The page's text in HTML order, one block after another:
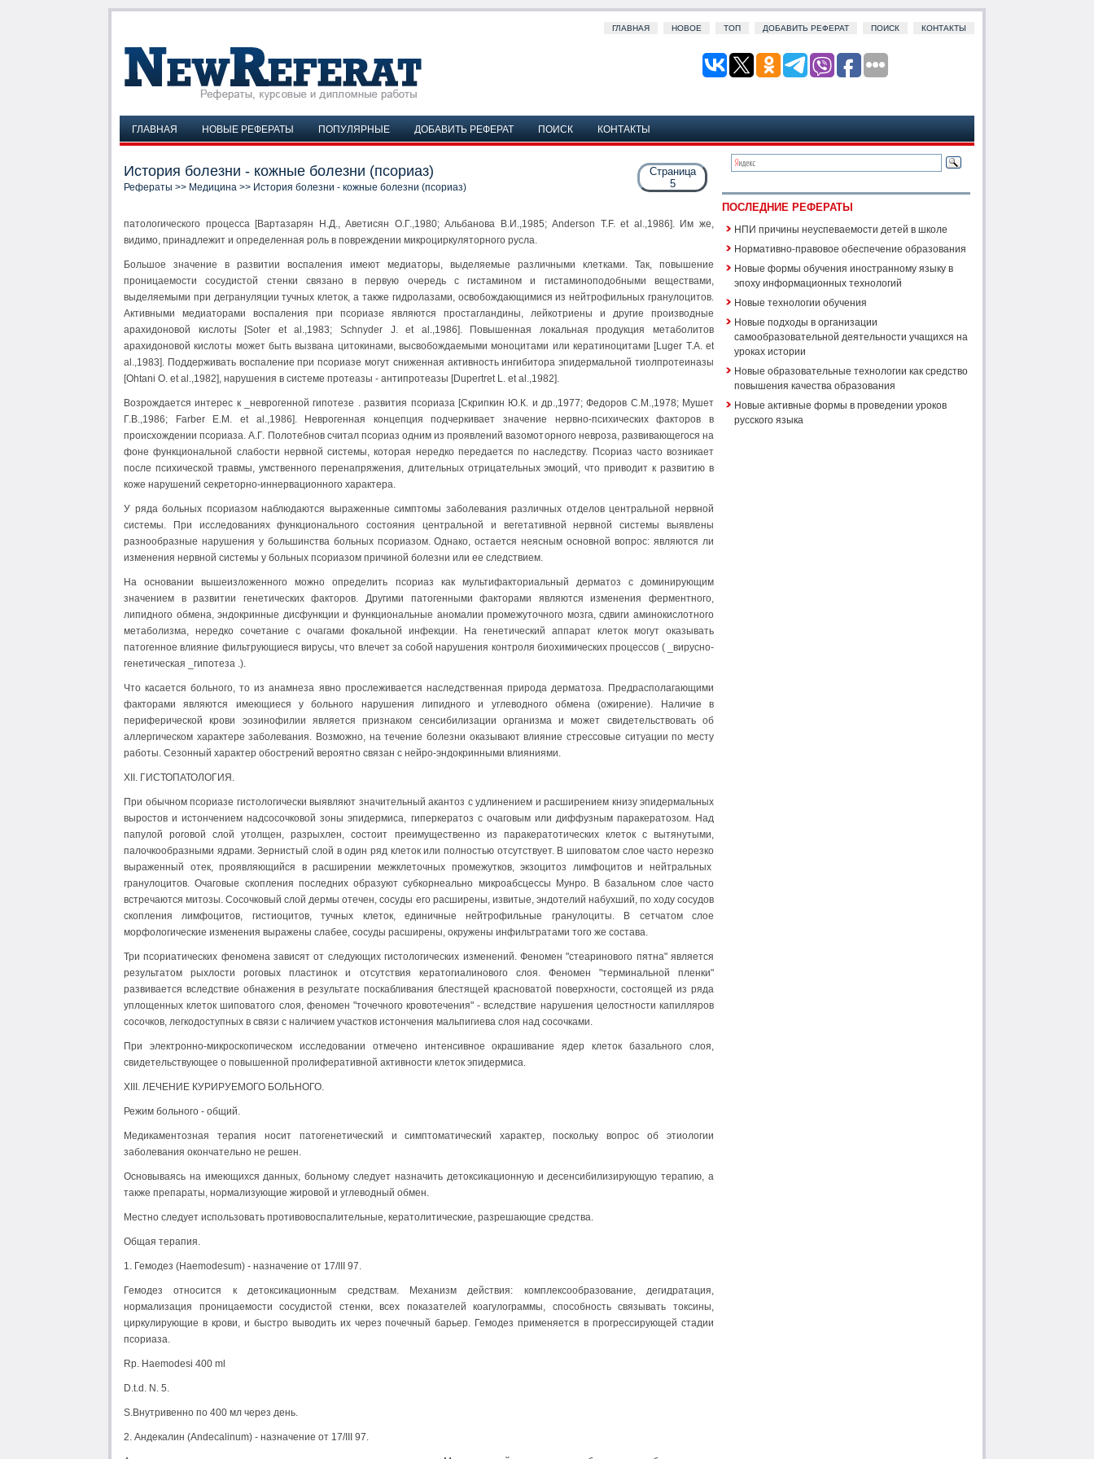
ГЛАВНАЯ НОВОЕ ТОП ДОБАВИТЬ РЕФЕРАТ ПОИСК КОНТАКТЫ
ГЛАВНАЯ НОВЫЕ РЕФЕРАТЫ ПОПУЛЯРНЫЕ ДОБАВИТЬ РЕФЕРАТ ПОИСК КОНТАКТЫ
Страница
5
История болезни - кожные болезни (псориаз)
Рефераты >> Медицина >> История болезни - кожные болезни (псориаз)
патологического процесса [Вартазарян Н.Д., Аветисян О.Г.,1980; Альбанова В.И.,1985; Anderson T.F. et al.,1986]. Им же,
видимо, принадлежит и определенная роль в повреждении микроциркуляторного русла.
Большое значение в развитии воспаления имеют медиаторы, выделяемые различными клетками. Так, повышение
проницаемости сосудистой стенки связано в первую очередь с гистамином и гистаминоподобными веществами,
выделяемыми при дегрануляции тучных клеток, а также гидролазами, освобождающимися из нейтрофильных гранулоцитов.
Активными медиаторами воспаления при псориазе являются простагландины, лейкотриены и другие производные
арахидоновой кислоты [Soter et al.,1983; Schnyder J. et al.,1986]. Повышенная локальная продукция метаболитов
арахидоновой кислоты может быть вызвана цитокинами, высвобождаемыми моноцитами или кератиноцитами [Luger T.A. et
al.,1983]. Поддерживать воспаление при псориазе могут сниженная активность ингибитора эпидермальной тиолпротеиназы
[Ohtani O. et al.,1982], нарушения в системе протеазы - антипротеазы [Dupertret L. et al.,1982].
Возрождается интерес к _неврогенной гипотезе . развития псориаза [Скрипкин Ю.К. и др.,1977; Федоров С.М.,1978; Мушет
Г.В.,1986; Farber E.M. et al.,1986]. Неврогенная концепция подчеркивает значение нервно-психических факторов в
происхождении псориаза. А.Г. Полотебнов считал псориаз одним из проявлений вазомоторного невроза, развивающегося на
фоне функциональной слабости нервной системы, которая нередко передается по наследству. Псориаз часто возникает
после психической травмы, умственного перенапряжения, длительных отрицательных эмоций, что приводит к развитию в
коже нарушений секреторно-иннервационного характера.
У ряда больных псориазом наблюдаются выраженные симптомы заболевания различных отделов центральной нервной
системы. При исследованиях функционального состояния центральной и вегетативной нервной системы выявлены
разнообразные нарушения у большинства больных псориазом. Однако, остается неясным основной вопрос: являются ли
изменения нервной системы у больных псориазом причиной болезни или ее следствием.
На основании вышеизложенного можно определить псориаз как мультифакториальный дерматоз с доминирующим
значением в развитии генетических факторов. Другими патогенными факторами являются изменения ферментного,
липидного обмена, эндокринные дисфункции и функциональные аномалии промежуточного мозга, сдвиги аминокислотного
метаболизма, нередко сочетание с очагами фокальной инфекции. На генетический аппарат клеток могут оказывать
патогенное влияние фильтрующиеся вирусы, что влечет за собой нарушения контроля биохимических процессов ( _вирусно-
генетическая _гипотеза .).
Что касается больного, то из анамнеза явно прослеживается наследственная природа дерматоза. Предрасполагающими
факторами являются имеющиеся у больного нарушения липидного и углеводного обмена (ожирение). Наличие в
периферической крови эозинофилии является признаком сенсибилизации организма и может свидетельствовать об
аллергическом характере заболевания. Возможно, на течение болезни оказывают влияние стрессовые ситуации по месту
работы. Сезонный характер обострений вероятно связан с нейро-эндокринными влияниями.
XII. ГИСТОПАТОЛОГИЯ.
При обычном псориазе гистологически выявляют значительный акантоз с удлинением и расширением книзу эпидермальных
выростов и истончением надсосочковой зоны эпидермиса, гиперкератоз с очаговым или диффузным паракератозом. Над
папулой роговой слой утолщен, разрыхлен, состоит преимущественно из паракератотических клеток с вытянутыми,
палочкообразными ядрами. Зернистый слой в один ряд клеток или полностью отсутствует. В шиповатом слое часто нерезко
выраженный отек, проявляющийся в расширении межклеточных промежутков, экзоцитоз лимфоцитов и нейтральных
гранулоцитов. Очаговые скопления последних образуют субкорнеально микроабсцессы Мунро. В базальном слое часто
встречаются митозы. Сосочковый слой дермы отечен, сосуды его расширены, извитые, эндотелий набухший, по ходу сосудов
скопления лимфоцитов, гистиоцитов, тучных клеток, единичные нейтрофильные гранулоциты. В сетчатом слое
морфологические изменения выражены слабее, сосуды расширены, окружены инфильтратами того же состава.
Три псориатических феномена зависят от следующих гистологических изменений. Феномен "стеаринового пятна" является
результатом рыхлости роговых пластинок и отсутствия кератогиалинового слоя. Феномен "терминальной пленки"
развивается вследствие обнажения в результате поскабливания блестящей красноватой поверхности, состоящей из ряда
уплощенных клеток шиповатого слоя, феномен "точечного кровотечения" - вследствие нарушения целостности капилляров
сосочков, легкодоступных в связи с наличием участков истончения мальпигиева слоя над сосочками.
При электронно-микроскопическом исследовании отмечено интенсивное окрашивание ядер клеток базального слоя,
свидетельствующее о повышенной пролиферативной активности клеток эпидермиса.
XIII. ЛЕЧЕНИЕ КУРИРУЕМОГО БОЛЬНОГО.
Режим больного - общий.
Медикаментозная терапия носит патогенетический и симптоматический характер, поскольку вопрос об этиологии
заболевания окончательно не решен.
Основываясь на имеющихся данных, больному следует назначить детоксикационную и десенсибилизирующую терапию, а
также препараты, нормализующие жировой и углеводный обмен.
Местно следует использовать противовоспалительные, кератолитические, разрешающие средства.
Общая терапия.
1. Гемодез (Haemodesum) - назначение от 17/III 97.
Гемодез относится к детоксикационным средствам. Механизм действия: комплексообразование, дегидратация,
нормализация проницаемости сосудистой стенки, всех показателей коагулограммы, способность связывать токсины,
циркулирующие в крови, и быстро выводить их через почечный барьер. Гемодез применяется в прогрессирующей стадии
псориаза.
Rp. Haemodesi 400 ml
D.t.d. N. 5.
S.Внутривенно по 400 мл через день.
2. Андекалин (Andecalinum) - назначение от 17/III 97.
ПОСЛЕДНИЕ РЕФЕРАТЫ
НПИ причины неуспеваемости детей в школе
Нормативно-правовое обеспечение образования
Новые формы обучения иностранному языку в
эпоху информационных технологий
Новые технологии обучения
Новые подходы в организации
самообразовательной деятельности учащихся на
уроках истории
Новые образовательные технологии как средство
повышения качества образования
Новые активные формы в проведении уроков
русского языка